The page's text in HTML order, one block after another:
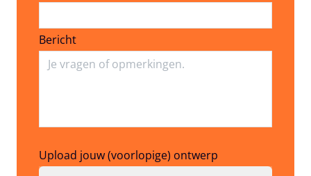
Bericht
Upload jouw (voorlopige) ontwerp